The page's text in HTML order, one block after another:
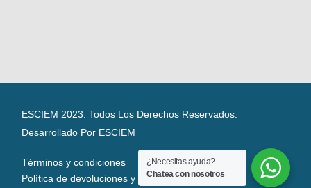
ESCIEM 2023. Todos Los Derechos Reservados.
Desarrollado Por ESCIEM
Términos y condiciones
Política de devoluciones y reembolsos
¿Necesitas ayuda?
Chatea con nosotros